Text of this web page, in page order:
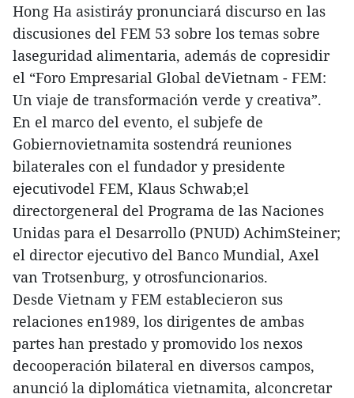
Hong Ha asistiráy pronunciará discurso en las
discusiones del FEM 53 sobre los temas sobre
laseguridad alimentaria, además de copresidir
el “Foro Empresarial Global deVietnam - FEM:
Un viaje de transformación verde y creativa”.
En el marco del evento, el subjefe de
Gobiernovietnamita sostendrá reuniones
bilaterales con el fundador y presidente
ejecutivodel FEM, Klaus Schwab;el
directorgeneral del Programa de las Naciones
Unidas para el Desarrollo (PNUD) AchimSteiner;
el director ejecutivo del Banco Mundial, Axel
van Trotsenburg, y otrosfuncionarios.
Desde Vietnam y FEM establecieron sus
relaciones en1989, los dirigentes de ambas
partes han prestado y promovido los nexos
decooperación bilateral en diversos campos,
anunció la diplomática vietnamita, alconcretar